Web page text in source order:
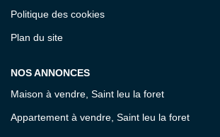
Politique des cookies
Plan du site
NOS ANNONCES
Maison à vendre, Saint leu la foret
Appartement à vendre, Saint leu la foret